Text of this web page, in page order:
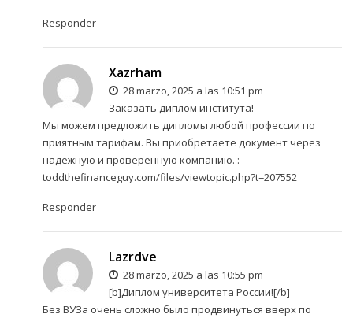
Responder
Xazrham
28 marzo, 2025 a las 10:51 pm
Заказать диплом института!
Мы можем предложить дипломы любой профессии по
приятным тарифам. Вы приобретаете документ через
надежную и проверенную компанию. :
toddthefinanceguy.com/files/viewtopic.php?t=207552
Responder
Lazrdve
28 marzo, 2025 a las 10:55 pm
[b]Диплом университета России![/b]
Без ВУЗа очень сложно было продвинуться вверх по